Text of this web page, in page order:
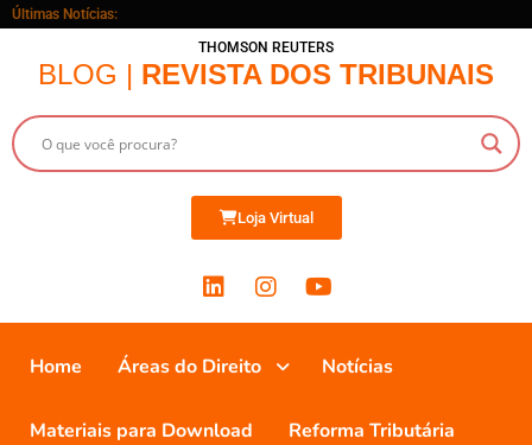
Últimas Notícias:
THOMSON REUTERS
BLOG | REVISTA DOS TRIBUNAIS
Loja Virtual
Home Áreas do Direito Notícias
Materiais para Download Reforma Tributária